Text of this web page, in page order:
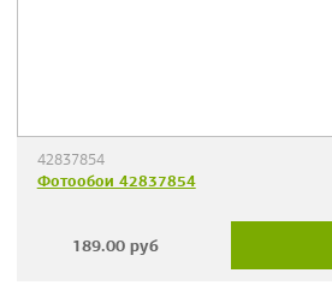
42837854
Фотообои 42837854
189.00 руб